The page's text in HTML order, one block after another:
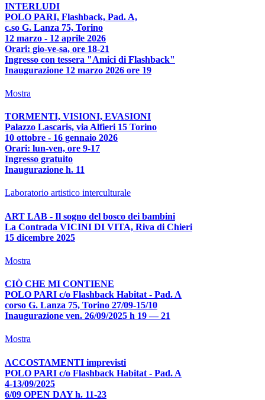
INTERLUDI
POLO PARI, Flashback, Pad. A,
c.so G. Lanza 75, Torino
12 marzo - 12 aprile 2026
Orari: gio-ve-sa, ore 18-21
Ingresso con tessera "Amici di Flashback"
Inaugurazione 12 marzo 2026 ore 19
Mostra
TORMENTI, VISIONI, EVASIONI
Palazzo Lascaris, via Alfieri 15 Torino
10 ottobre - 16 gennaio 2026
Orari: lun-ven, ore 9-17
Ingresso gratuito
Inaugurazione h. 11
Laboratorio artistico interculturale
ART LAB - Il sogno del bosco dei bambini
La Contrada VICINI DI VITA, Riva di Chieri
15 dicembre 2025
Mostra
CIÒ CHE MI CONTIENE
POLO PARI c/o Flashback Habitat - Pad. A
corso G. Lanza 75, Torino 27/09-15/10
Inaugurazione ven. 26/09/2025 h 19 — 21
Mostra
ACCOSTAMENTI imprevisti
POLO PARI c/o Flashback Habitat - Pad. A
4-13/09/2025
6/09 OPEN DAY h. 11-23